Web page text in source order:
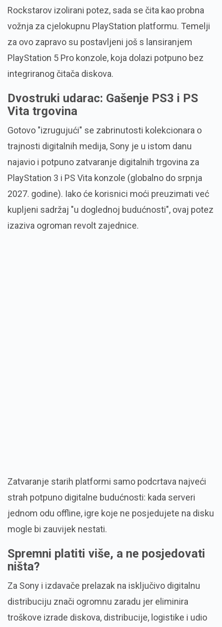
Rockstarov izolirani potez, sada se čita kao probna
vožnja za cjelokupnu PlayStation platformu. Temelji
za ovo zapravo su postavljeni još s lansiranjem
PlayStation 5 Pro konzole, koja dolazi potpuno bez
integriranog čitača diskova.
Dvostruki udarac: Gašenje PS3 i PS
Vita trgovina
Gotovo "izrugujući" se zabrinutosti kolekcionara o
trajnosti digitalnih medija, Sony je u istom danu
najavio i potpuno zatvaranje digitalnih trgovina za
PlayStation 3 i PS Vita konzole (globalno do srpnja
2027. godine). Iako će korisnici moći preuzimati već
kupljeni sadržaj "u doglednoj budućnosti", ovaj potez
izaziva ogroman revolt zajednice.
Zatvaranje starih platformi samo podcrtava najveći
strah potpuno digitalne budućnosti: kada serveri
jednom odu offline, igre koje ne posjedujete na disku
mogle bi zauvijek nestati.
Spremni platiti više, a ne posjedovati
ništa?
Za Sony i izdavače prelazak na isključivo digitalnu
distribuciju znači ogromnu zaradu jer eliminira
troškove izrade diskova, distribucije, logistike i udio